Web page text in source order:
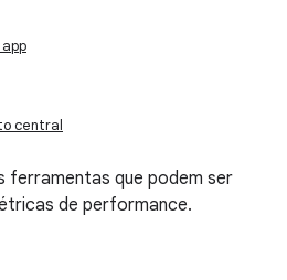
central
ferramentas que podem ser
de performance.